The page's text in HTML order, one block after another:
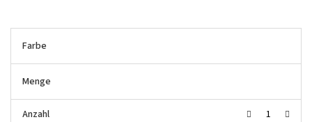
Farbe
Menge
Anzahl